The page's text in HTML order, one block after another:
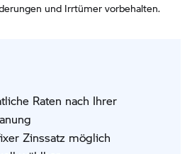
und Irrtümer vorbehalten.
Raten nach Ihrer
Zinssatz möglich